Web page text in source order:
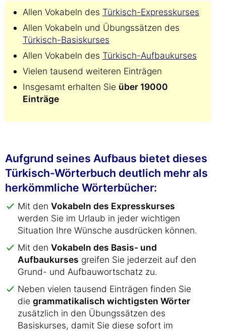
Allen Vokabeln des Türkisch-Expresskurses
Allen Vokabeln und Übungssätzen des
Türkisch-Basiskurses
Allen Vokabeln des Türkisch-Aufbaukurses
Vielen tausend weiteren Einträgen
Insgesamt erhalten Sie über 19000
Einträge
Aufgrund seines Aufbaus bietet dieses
Türkisch-Wörterbuch deutlich mehr als
herkömmliche Wörterbücher:
Mit den Vokabeln des Expresskurses
werden Sie im Urlaub in jeder wichtigen
Situation Ihre Wünsche ausdrücken können.
Mit den Vokabeln des Basis- und
Aufbaukurses greifen Sie jederzeit auf den
Grund- und Aufbauwortschatz zu.
Neben vielen tausend Einträgen finden Sie
die grammatikalisch wichtigsten Wörter
zusätzlich in den Übungssätzen des
Basiskurses, damit Sie diese sofort im